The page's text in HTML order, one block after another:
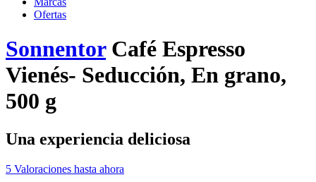
Ofertas
SonnentorCafé Espresso
Vienés- Seducción, En grano,
500 g
Una experiencia deliciosa
5 Valoraciones hasta ahora